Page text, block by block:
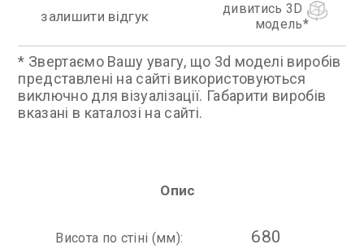
залишити відгук
дивитись 3D
модель
* Звертаємо Вашу увагу, що 3d моделі виробів
представлені на сайті використовуються
виключно для візуалізації. Габарити виробів
вказані в каталозі на сайті.
Опис
Висота по стіні (мм): 680